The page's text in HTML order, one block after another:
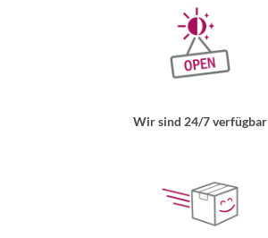
Wir sind 24/7 verfügbar